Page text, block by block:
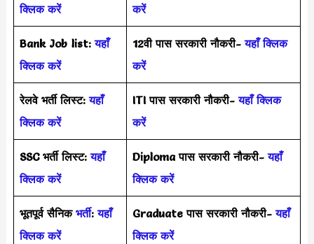
क्लिक करें
करें
Bank Job list: यहाँ
क्लिक करें
12वी पास सरकारी नौकरी- यहाँ क्लिक
करें
रेलवे भर्ती लिस्ट: यहाँ
क्लिक करें
ITI पास सरकारी नौकरी- यहाँ क्लिक
करें
SSC भर्ती लिस्ट: यहाँ
क्लिक करें
Diploma पास सरकारी नौकरी- यहाँ
क्लिक करें
भूतपूर्व सैनिक भर्ती: यहाँ
क्लिक करें
Graduate पास सरकारी नौकरी- यहाँ
क्लिक करें